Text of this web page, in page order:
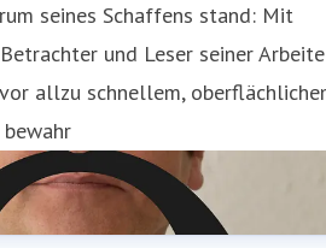
seines Schaffens stand: Mit
und Leser seiner
allzu schnellem,